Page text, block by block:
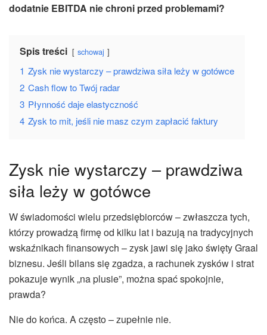
dodatnie EBITDA nie chroni przed problemami?
Spis treści schowaj
1 Zysk nie wystarczy – prawdziwa siła leży w gotówce
2 Cash flow to Twój radar
3 Płynność daje elastyczność
4 Zysk to mit, jeśli nie masz czym zapłacić faktury
Zysk nie wystarczy – prawdziwa
siła leży w gotówce
W świadomości wielu przedsiębiorców – zwłaszcza tych,
którzy prowadzą firmę od kilku lat i bazują na tradycyjnych
wskaźnikach finansowych – zysk jawi się jako święty Graal
biznesu. Jeśli bilans się zgadza, a rachunek zysków i strat
pokazuje wynik „na plusie”, można spać spokojnie,
prawda?
Nie do końca. A często – zupełnie nie.